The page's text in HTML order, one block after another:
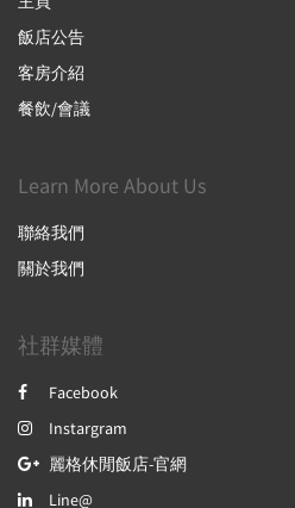
飯店公告
客房介紹
餐飲/會議
Learn More About Us
聯絡我們
關於我們
社群媒體
Facebook
Instargram
麗格休閒飯店-官網
Line@